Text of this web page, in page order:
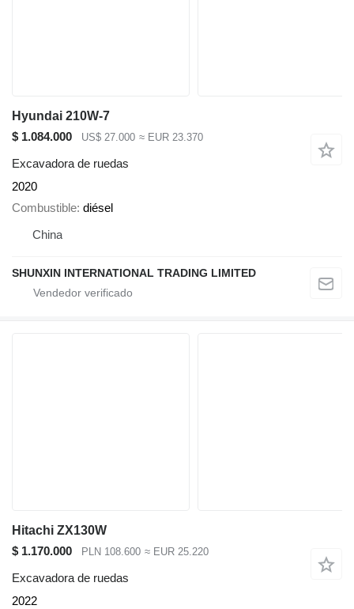
Hyundai 210W-7
$ 1.084.000
US$ 27.000 ≈ EUR 23.370
Excavadora de ruedas
2020
Combustible diésel
China
SHUNXIN INTERNATIONAL TRADING LIMITED
Hitachi ZX130W
$ 1.170.000
PLN 108.600 ≈ EUR 25.220
Excavadora de ruedas
2022